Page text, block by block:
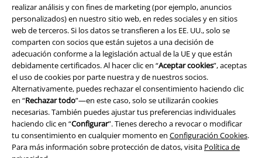
realizar análisis y con fines de marketing (por ejemplo, anuncios
personalizados) en nuestro sitio web, en redes sociales y en sitios
web de terceros. Si los datos se transfieren a los EE. UU., solo se
comparten con socios que están sujetos a una decisión de
adecuación conforme a la legislación actual de la UE y que están
debidamente certificados. Al hacer clic en “Aceptar cookies”, aceptas
el uso de cookies por parte nuestra y de nuestros socios.
Alternativamente, puedes rechazar el consentimiento haciendo clic
en “Rechazar todo”—en este caso, solo se utilizarán cookies
necesarias. También puedes ajustar tus preferencias individuales
haciendo clic en “Configurar”. Tienes derecho a revocar o modificar
tu consentimiento en cualquier momento en Configuración Cookies.
Para más información sobre protección de datos, visita Política de
Legal
Términos y Condiciones
Aviso Legal
Ley protección de datos
Eliminación de residuos y protección del medioambiente